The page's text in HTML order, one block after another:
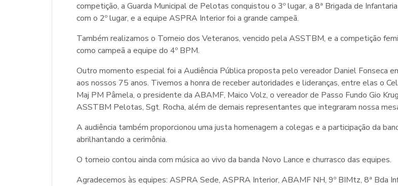
competição, a Guarda Municipal de Pelotas conquistou o 3º lugar, a 8ª Brigada de
com o 2º lugar, e a equipe ASPRA Interior foi a grande campeã.
Também realizamos o Torneio dos Veteranos, vencido pela ASSTBM, e a competição
como campeã a equipe do 4º BPM.
Outro momento especial foi a Audiência Pública proposta pelo vereador Daniel Fonseca
aos nossos 75 anos. Tivemos a honra de receber autoridades e lideranças, entre elas o
Maj PM Pâmela, o presidente da ABAMF, Maico Volz, o vereador de Passo Fundo Gio
ASSTBM Pelotas, Sgt. Rocha, além de demais representantes que integraram nossa
A audiência também proporcionou uma justa homenagem a colegas e a participação da
abrilhantando a cerimônia.
O torneio contou ainda com música ao vivo da banda Novo Lance e churrasco das equipes.
Agradecemos às equipes: ASPRA Sede, ASPRA Interior, ABAMF NH, 9º BIMtz, 8ª Bda